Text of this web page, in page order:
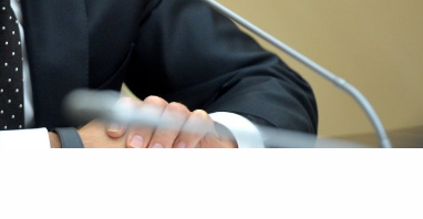
встречи
Статьи